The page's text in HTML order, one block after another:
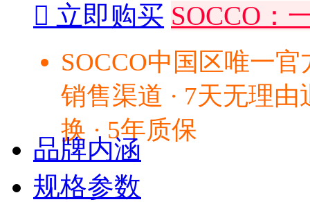
 立即购买 SOCCO：
SOCCO中国区唯一官
销售渠道 · 7天无理由
换 · 5年质保
品牌内涵
规格参数